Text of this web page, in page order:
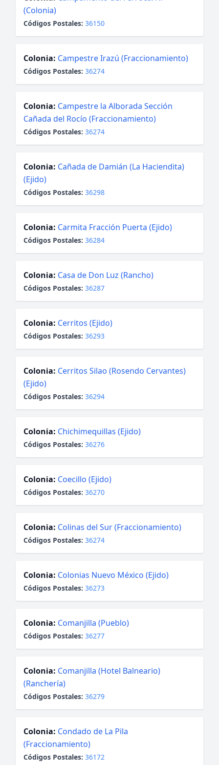
(Colonia)
Códigos Postales: 36150
Colonia: Campestre Irazú (Fraccionamiento)
Códigos Postales: 36274
Colonia: Campestre la Alborada Sección
Cañada del Rocío (Fraccionamiento)
Códigos Postales: 36274
Colonia: Cañada de Damián (La Haciendita)
(Ejido)
Códigos Postales: 36298
Colonia: Carmita Fracción Puerta (Ejido)
Códigos Postales: 36284
Colonia: Casa de Don Luz (Rancho)
Códigos Postales: 36287
Colonia: Cerritos (Ejido)
Códigos Postales: 36293
Colonia: Cerritos Silao (Rosendo Cervantes)
(Ejido)
Códigos Postales: 36294
Colonia: Chichimequillas (Ejido)
Códigos Postales: 36276
Colonia: Coecillo (Ejido)
Códigos Postales: 36270
Colonia: Colinas del Sur (Fraccionamiento)
Códigos Postales: 36274
Colonia: Colonias Nuevo México (Ejido)
Códigos Postales: 36273
Colonia: Comanjilla (Pueblo)
Códigos Postales: 36277
Colonia: Comanjilla (Hotel Balneario)
(Ranchería)
Códigos Postales: 36279
Colonia: Condado de La Pila
(Fraccionamiento)
Códigos Postales: 36172